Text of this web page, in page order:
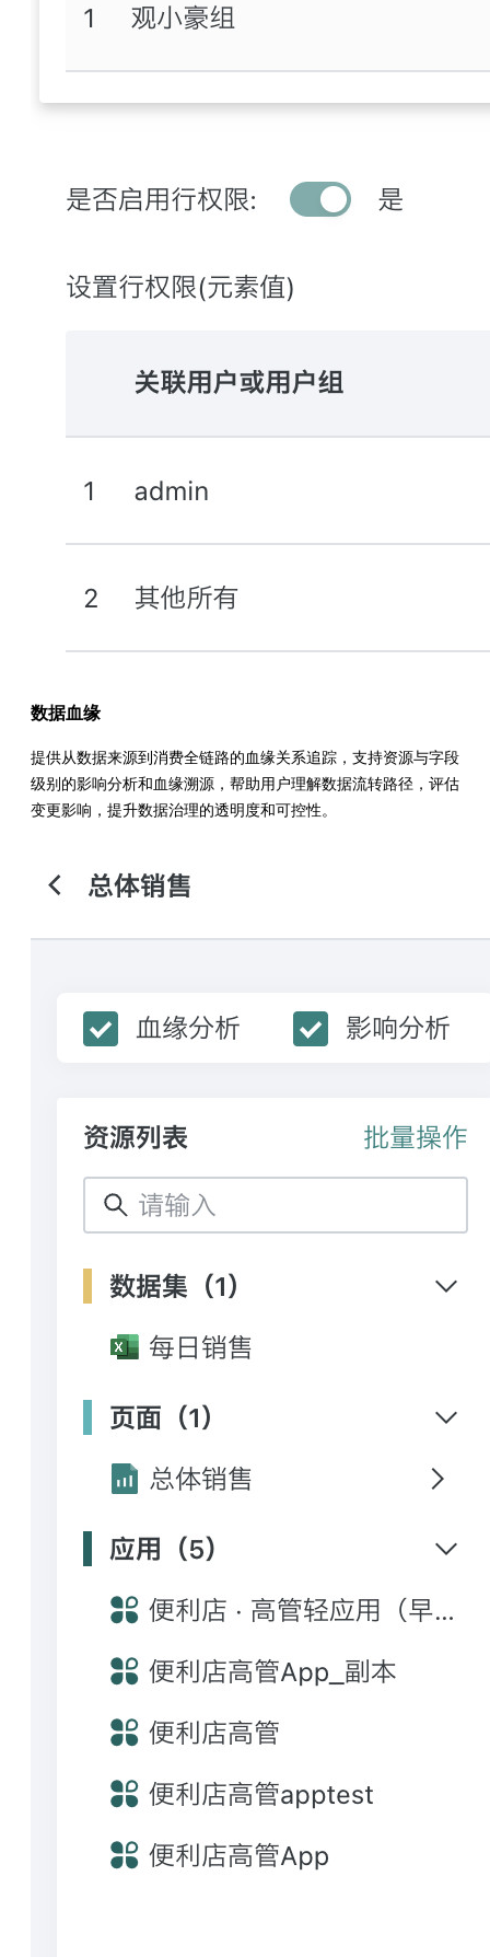
数据血缘
提供从数据来源到消费全链路的血缘关系追踪，支持资源与字段
级别的影响分析和血缘溯源，帮助用户理解数据流转路径，评估
变更影响，提升数据治理的透明度和可控性。